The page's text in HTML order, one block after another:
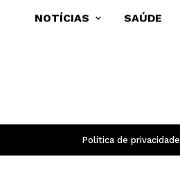
Política de privacidade
NOTÍCIAS SAÚDE